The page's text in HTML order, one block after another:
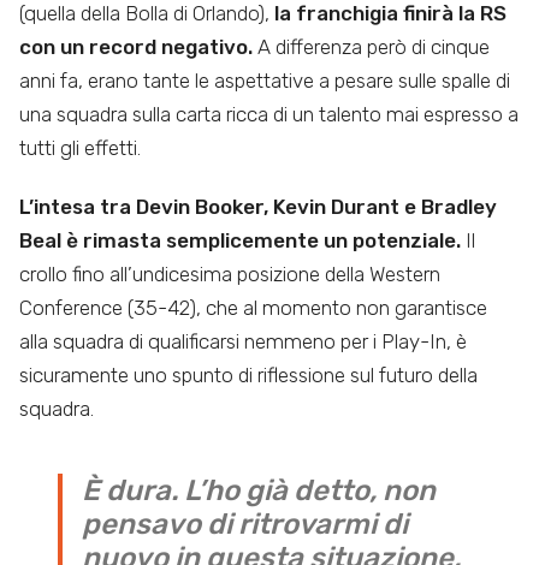
(quella della Bolla di Orlando), la franchigia finirà la RS
con un record negativo. A differenza però di cinque
anni fa, erano tante le aspettative a pesare sulle spalle di
una squadra sulla carta ricca di un talento mai espresso a
tutti gli effetti.
L’intesa tra Devin Booker, Kevin Durant e Bradley
Beal è rimasta semplicemente un potenziale. Il
crollo fino all’undicesima posizione della Western
Conference (35-42), che al momento non garantisce
alla squadra di qualificarsi nemmeno per i Play-In, è
sicuramente uno spunto di riflessione sul futuro della
squadra.
È dura. L’ho già detto, non
pensavo di ritrovarmi di
nuovo in questa situazione,